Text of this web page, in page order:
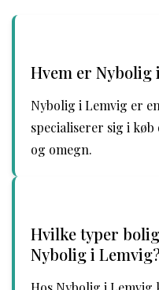
Hvem er Nybolig
Nybolig i Lemvig er
specialiserer sig i
og omegn.
Hvilke typer
Nybolig i